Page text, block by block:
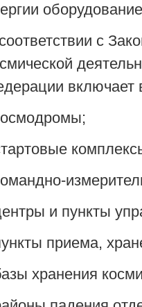
с
включает
и пункты
приема,
хранения